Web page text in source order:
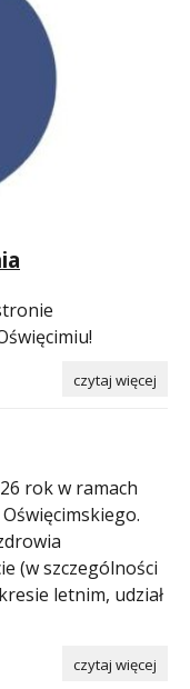
czytaj więcej
rok w ramach
(w szczególności
letnim, udział
czytaj więcej